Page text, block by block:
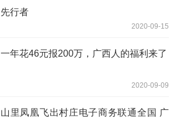
先行者
2020-09-15
一年花46元报200万，广西人的福利来了
2020-09-09
山里凤凰飞出村庄电子商务联通全国 广